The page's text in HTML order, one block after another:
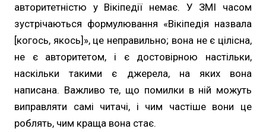
авторитетністю у Вікіпедії немає. У ЗМІ часом
зустрічаються формулювання «Вікіпедія назвала
[когось, якось]», це неправильно; вона не є цілісна,
не є авторитетом, і є достовірною настільки,
наскільки такими є джерела, на яких вона
написана. Важливо те, що помилки в ній можуть
виправляти самі читачі, і чим частіше вони це
роблять, чим краща вона стає.